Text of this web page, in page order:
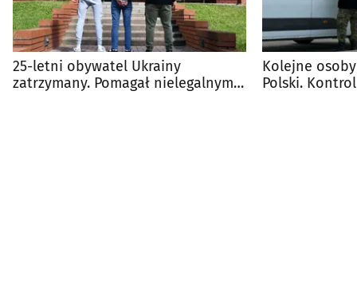
25-letni obywatel Ukrainy
zatrzymany. Pomagał nielegalnym
Kolejne
Polski.